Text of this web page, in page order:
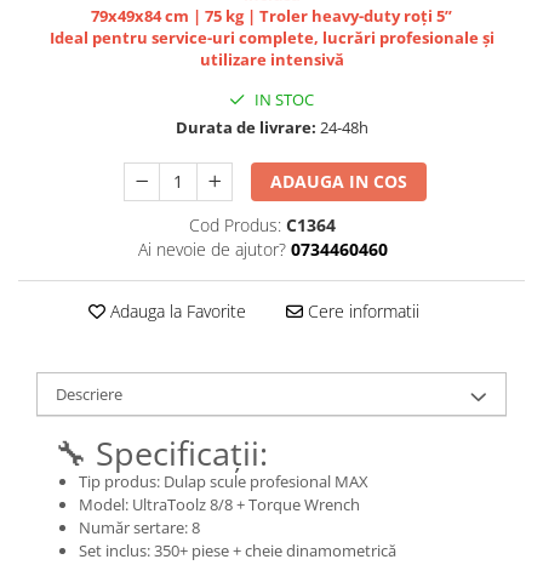
Valve & extensii
Display-uri / ecrane
Lumini / iluminare
Încărcătoare
Prize de încărcare
Cabluri pentru baterii
Componente baterii
Localizatoare GPS
Mecanică
79x49x84 cm | 75 kg | Troler heavy-duty roți 5”
Ideal pentru service-uri complete, lucrări profesionale și
utilizare intensivă
IN STOC
Durata de livrare: 24-48h
ADAUGA IN COS
Cod Produs: C1364
Ai nevoie de ajutor? 0734460460
Adauga la Favorite Cere informatii
Descriere
🔧 Specificații:
Tip produs: Dulap scule profesional MAX
Model: UltraToolz 8/8 + Torque Wrench
Număr sertare: 8
Set inclus: 350+ piese + cheie dinamometrică